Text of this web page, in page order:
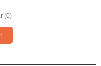
(0)